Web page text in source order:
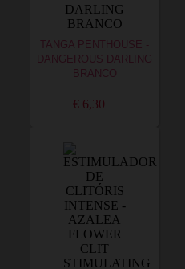
TANGA PENTHOUSE -
DANGEROUS DARLING
BRANCO
€ 6,30